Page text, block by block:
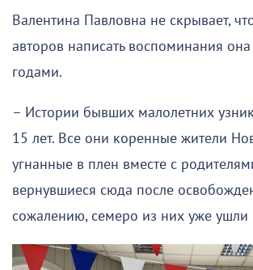
Валентина Павловна не скрывает,
авторов написать воспоминания она
годами.
– Истории бывших малолетних
15 лет. Все они коренные жители
угнанные в плен вместе с
вернувшиеся сюда после
сожалению, семеро из них уже ушли